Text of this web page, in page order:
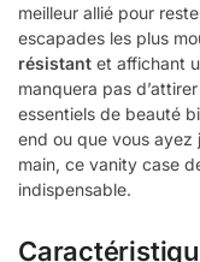
meilleur allié pour
escapades les plus
résistant et affichant
manquera pas
essentiels de beauté
end ou que vous
main, ce vanity case
indispensable.